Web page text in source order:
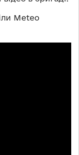
Meteo